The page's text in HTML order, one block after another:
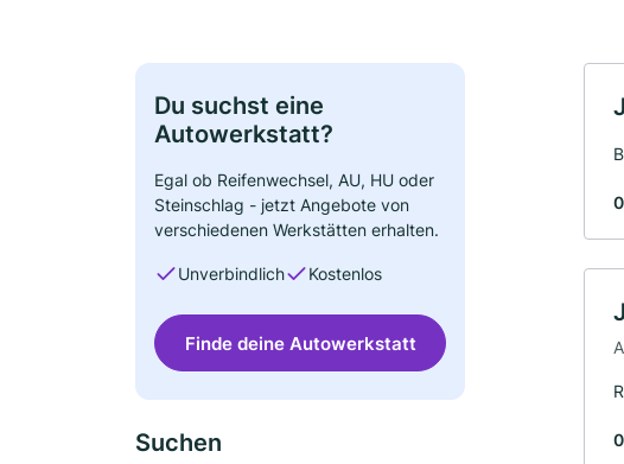
Du suchst eine
Autowerkstatt?
Egal ob Reifenwechsel, AU, HU oder
Steinschlag - jetzt Angebote von
verschiedenen Werkstätten erhalten.
Unverbindlich Kostenlos
Finde deine Autowerkstatt
Suchen